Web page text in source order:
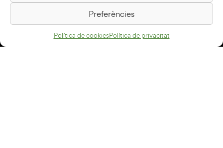
Preferències
Política de cookiesPolítica de privacitat
08500 Vic